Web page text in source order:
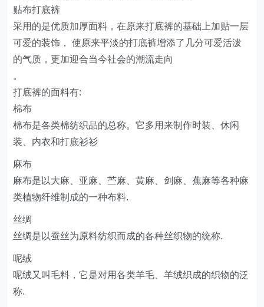
贴布打底裤
采用的是优质加厚面料，在原来打底裤的基础上加贴一层
可爱的装饰， 使原来平淡的打底裤增添了几分可爱活泼
的气质，更加迎合当今社会的潮流走向
。
打底裤的面料有:
棉布
棉布是各类棉纺织品的总称。它多用来制作时装、休闲
装、内衣和打底衫衫
麻布
麻布是以大麻、亚麻、苎麻、黄麻、剑麻、蕉麻等各种麻
类植物纤维制成的一种布料.
丝绸
丝绸是以蚕丝为原料纺织而成的各种丝织物的统称.
呢绒
呢绒又叫毛料，它是对用各类羊毛、羊绒织成的织物的泛
称.